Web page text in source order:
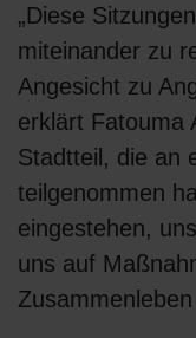
„Diese
miteinander zu
Angesicht zu
erklärt Fatouma
Stadtteil, die an
teilgenommen
eingestehen,
uns auf